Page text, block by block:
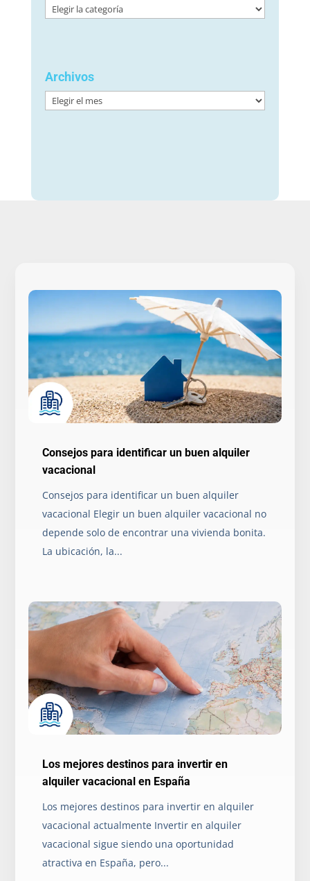
Categorías
Archivos
Archivos
Consejos para identificar un buen alquiler
vacacional
Consejos para identificar un buen alquiler
vacacional Elegir un buen alquiler vacacional no
depende solo de encontrar una vivienda bonita.
La ubicación, la...
Los mejores destinos para invertir en
alquiler vacacional en España
Los mejores destinos para invertir en alquiler
vacacional actualmente Invertir en alquiler
vacacional sigue siendo una oportunidad
atractiva en España, pero...